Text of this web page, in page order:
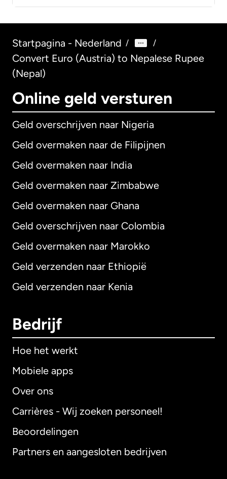
Startpagina - Nederland / /
Convert Euro (Austria) to Nepalese Rupee
(Nepal)
Online geld versturen
Geld overschrijven naar Nigeria
Geld overmaken naar de Filipijnen
Geld overmaken naar India
Geld overmaken naar Zimbabwe
Geld overmaken naar Ghana
Geld overschrijven naar Colombia
Geld overmaken naar Marokko
Geld verzenden naar Ethiopië
Geld verzenden naar Kenia
Bedrijf
Hoe het werkt
Mobiele apps
Over ons
Carrières - Wij zoeken personeel!
Beoordelingen
Partners en aangesloten bedrijven